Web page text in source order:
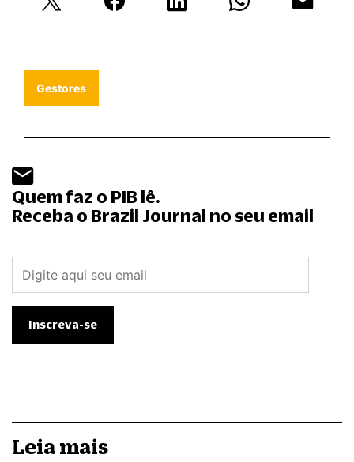
Gestores
Quem faz o PIB lê.
Receba o Brazil Journal no seu email
Leia mais